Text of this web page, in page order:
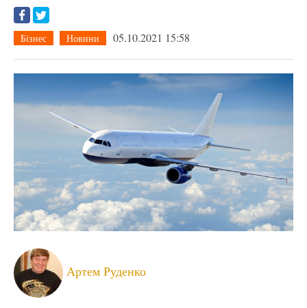
Бізнес Новини 05.10.2021 15:58
Артем Руденко